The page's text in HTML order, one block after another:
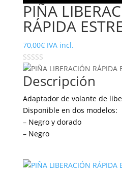
PIÑA
RÁPIDA
70,00€ IVA incl.
Descripción
Adaptador de volante de
Disponible en dos modelos:
– Negro y dorado
– Negro